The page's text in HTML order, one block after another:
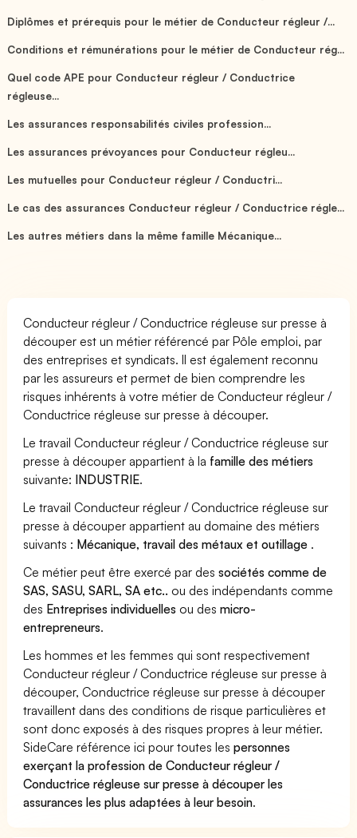
Diplômes et prérequis pour le métier de Conducteur régleur /...
Conditions et rémunérations pour le métier de Conducteur rég...
Quel code APE pour Conducteur régleur / Conductrice
régleuse...
Les assurances responsabilités civiles profession...
Les assurances prévoyances pour Conducteur régleu...
Les mutuelles pour Conducteur régleur / Conductri...
Le cas des assurances Conducteur régleur / Conductrice régle...
Les autres métiers dans la même famille Mécanique...
Conducteur régleur / Conductrice régleuse sur presse à
découper est un métier référencé par Pôle emploi, par
des entreprises et syndicats. Il est également reconnu
par les assureurs et permet de bien comprendre les
risques inhérents à votre métier de Conducteur régleur /
Conductrice régleuse sur presse à découper.
Le travail Conducteur régleur / Conductrice régleuse sur
presse à découper appartient à la famille des métiers
suivante: INDUSTRIE.
Le travail Conducteur régleur / Conductrice régleuse sur
presse à découper appartient au domaine des métiers
suivants : Mécanique, travail des métaux et outillage .
Ce métier peut être exercé par dessociétés comme de
SAS, SASU, SARL, SA etc.. ou des indépendants comme
des Entreprises individuelles ou desmicro-
entrepreneurs.
Les hommes et les femmes qui sont respectivement
Conducteur régleur / Conductrice régleuse sur presse à
découper, Conductrice régleuse sur presse à découper
travaillent dans des conditions de risque particulières et
sont donc exposés à des risques propres à leur métier.
SideCare référence ici pour toutes lespersonnes
exerçant la profession de Conducteur régleur /
Conductrice régleuse sur presse à découper les
assurances les plus adaptées à leur besoin.